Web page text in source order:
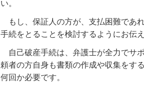
い。
もし、保証人の方が、支払困難であ
手続をとることを検討するようにお伝え
自己破産手続は、弁護士が全力でサ
頼者の方自身も書類の作成や収集をす
何回か必要です。